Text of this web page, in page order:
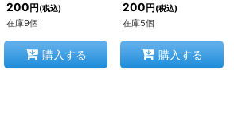
200 円 (税込)
在庫9個
購入する
200 円 (税込)
在庫5個
購入する